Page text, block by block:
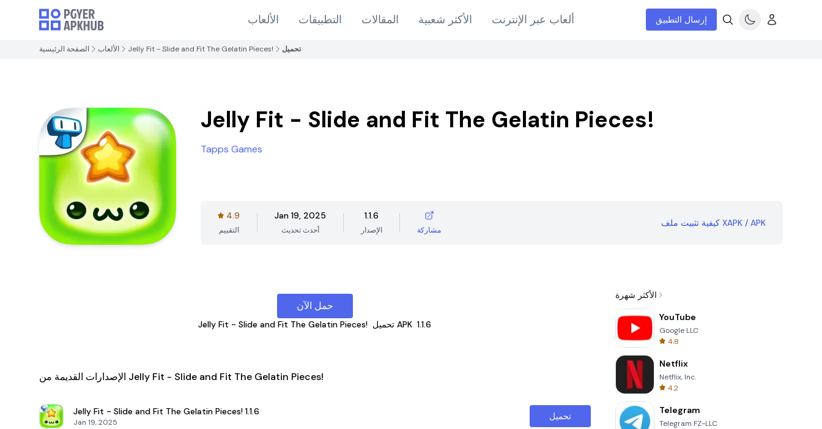
الألعاب التطبيقات المقالات الأكثر شعبية ألعاب عبر الإنترنت إرسال التطبيق
الصفحة الرئيسية الألعاب Jelly Fit - Slide and Fit The Gelatin Pieces! تحميل
Jelly Fit - Slide and Fit The Gelatin Pieces!
Tapps Games
4.9
التقييم
Jan 19, 2025
أحدث تحديث
1.1.6
الإصدار مشاركة
كيفية تثبيت ملف XAPK / APK
حمل الآن
Jelly Fit - Slide and Fit The Gelatin Pieces! تحميل APK 1.1.6
الإصدارات القديمة من Jelly Fit - Slide and Fit The Gelatin Pieces!
Jelly Fit - Slide and Fit The Gelatin Pieces! 1.1.6
Jan 19, 2025
تحميل
الأكثر شهرة
YouTube
Google LLC
4.8
Netflix
Netflix, Inc.
4.2
Telegram
Telegram FZ-LLC